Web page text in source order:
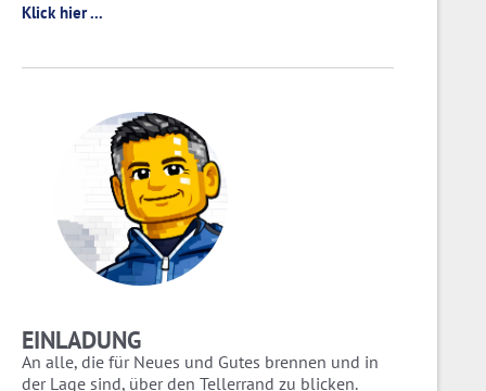
Klick hier ...
EINLADUNG
An alle, die für Neues und Gutes brennen und in
der Lage sind, über den Tellerrand zu blicken.